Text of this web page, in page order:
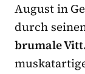
August in
durch
brumale